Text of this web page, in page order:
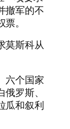
撤军的不
。
莫斯科从
六个国家
罗斯、
瓜和叙利